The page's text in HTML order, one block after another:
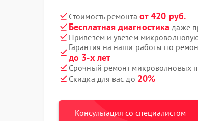
Стоимость ремонта от 420 руб.
Бесплатная диагностика даже
Привезем и увезем
Гарантия на наши работы по
до 3-х лет
Срочный ремонт микроволновых
Скидка для вас до 20%
Консультация со специалистом